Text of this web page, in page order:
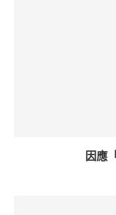
因應